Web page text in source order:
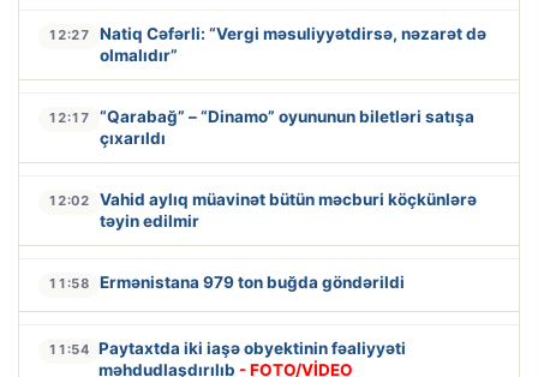
12:27
Natiq Cəfərli: “Vergi məsuliyyətdirsə, nəzarət də
olmalıdır”
12:17
“Qarabağ” – “Dinamo” oyununun biletləri satışa
çıxarıldı
12:02
Vahid aylıq müavinət bütün məcburi köçkünlərə
təyin edilmir
11:58 Ermənistana 979 ton buğda göndərildi
11:54 Paytaxtda iki iaşə obyektinin fəaliyyəti
məhdudlaşdırılıb - FOTO/VİDEO